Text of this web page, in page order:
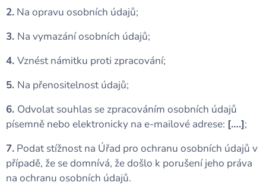
2. Na opravu osobních údajů;
3. Na vymazání osobních údajů;
4. Vznést námitku proti zpracování;
5. Na přenositelnost údajů;
6. Odvolat souhlas se zpracováním osobních údajů
písemně nebo elektronicky na e-mailové adrese: [….];
7. Podat stížnost na Úřad pro ochranu osobních údajů v
případě, že se domnívá, že došlo k porušení jeho práva
na ochranu osobních údajů.